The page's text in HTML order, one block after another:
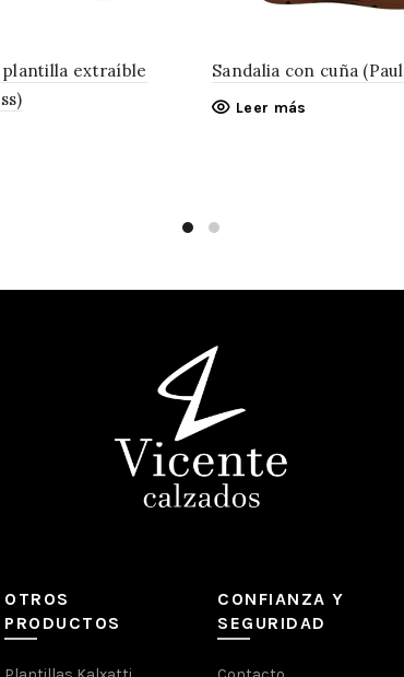
plantilla extraíble
Sandalia con cuña
Leer más
OTROS
PRODUCTOS
CONFIANZA Y
SEGURIDAD